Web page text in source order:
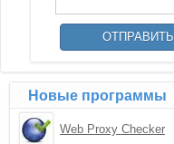
Новые программы
Web Proxy Checker